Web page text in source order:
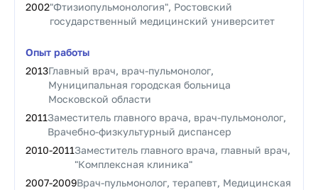
2002"Фтизиопульмонология", Ростовский
государственный медицинский университет
Опыт работы
2013Главный врач, врач-пульмонолог,
Муниципальная городская больница
Московской области
2011Заместитель главного врача, врач-пульмонолог,
Врачебно-физкультурный диспансер
2010-2011Заместитель главного врача, главный врач,
"Комплексная клиника"
2007-2009Врач-пульмонолог, терапевт, Медицинская